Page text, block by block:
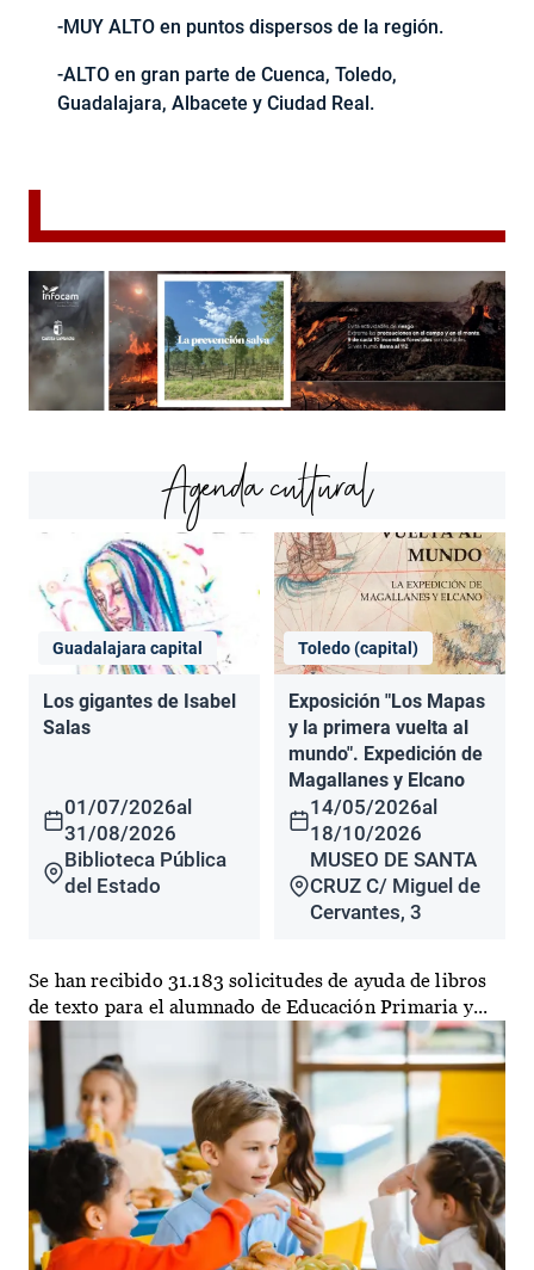
-MUY ALTO en puntos dispersos de la región.
-ALTO en gran parte de Cuenca, Toledo,
Guadalajara, Albacete y Ciudad Real.
Agenda cultural
Guadalajara capital
Los gigantes de Isabel
Salas
01/07/2026al
31/08/2026
Biblioteca Pública
del Estado
Toledo (capital)
Exposición "Los Mapas
y la primera vuelta al
mundo". Expedición de
Magallanes y Elcano
14/05/2026al
18/10/2026
MUSEO DE SANTA
CRUZ C/ Miguel de
Cervantes, 3
Se han recibido 31.183 solicitudes de ayuda de libros
de texto para el alumnado de Educación Primaria y...